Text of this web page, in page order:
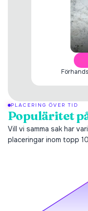
PLACERING ÖVER TID
Populäritet
Vill vi samma sak har
placeringar inom topp